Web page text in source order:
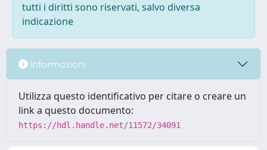
tutti i diritti sono riservati, salvo diversa
indicazione
Informazioni
Utilizza questo identificativo per citare o creare un
link a questo documento:
https://hdl.handle.net/11572/34091